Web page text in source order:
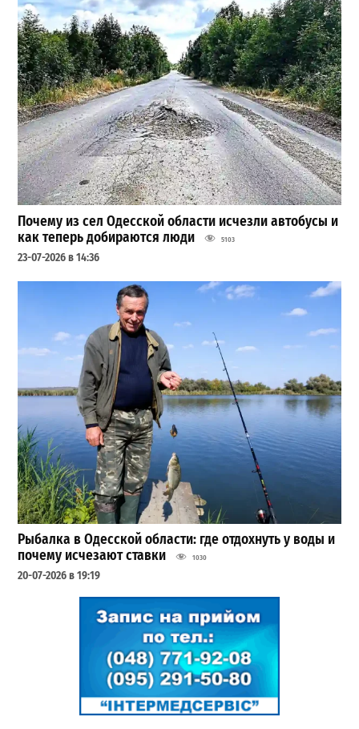
Почему из сел Одесской области исчезли автобусы и
как теперь добираются люди
5103
23-07-2026 в 14:36
Рыбалка в Одесской области: где отдохнуть у воды и
почему исчезают ставки
1030
20-07-2026 в 19:19